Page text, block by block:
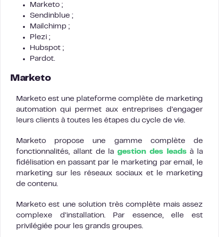
Marketo ;
Sendinblue ;
Mailchimp ;
Plezi ;
Hubspot ;
Pardot.
Marketo
Marketo est une plateforme complète de marketing
automation qui permet aux entreprises d’engager
leurs clients à toutes les étapes du cycle de vie.
Marketo propose une gamme complète de
fonctionnalités, allant de la gestion des leadsà la
fidélisation en passant par le marketing par email, le
marketing sur les réseaux sociaux et le marketing
de contenu.
Marketo est une solution très complète mais assez
complexe d’installation. Par essence, elle est
privilégiée pour les grands groupes.